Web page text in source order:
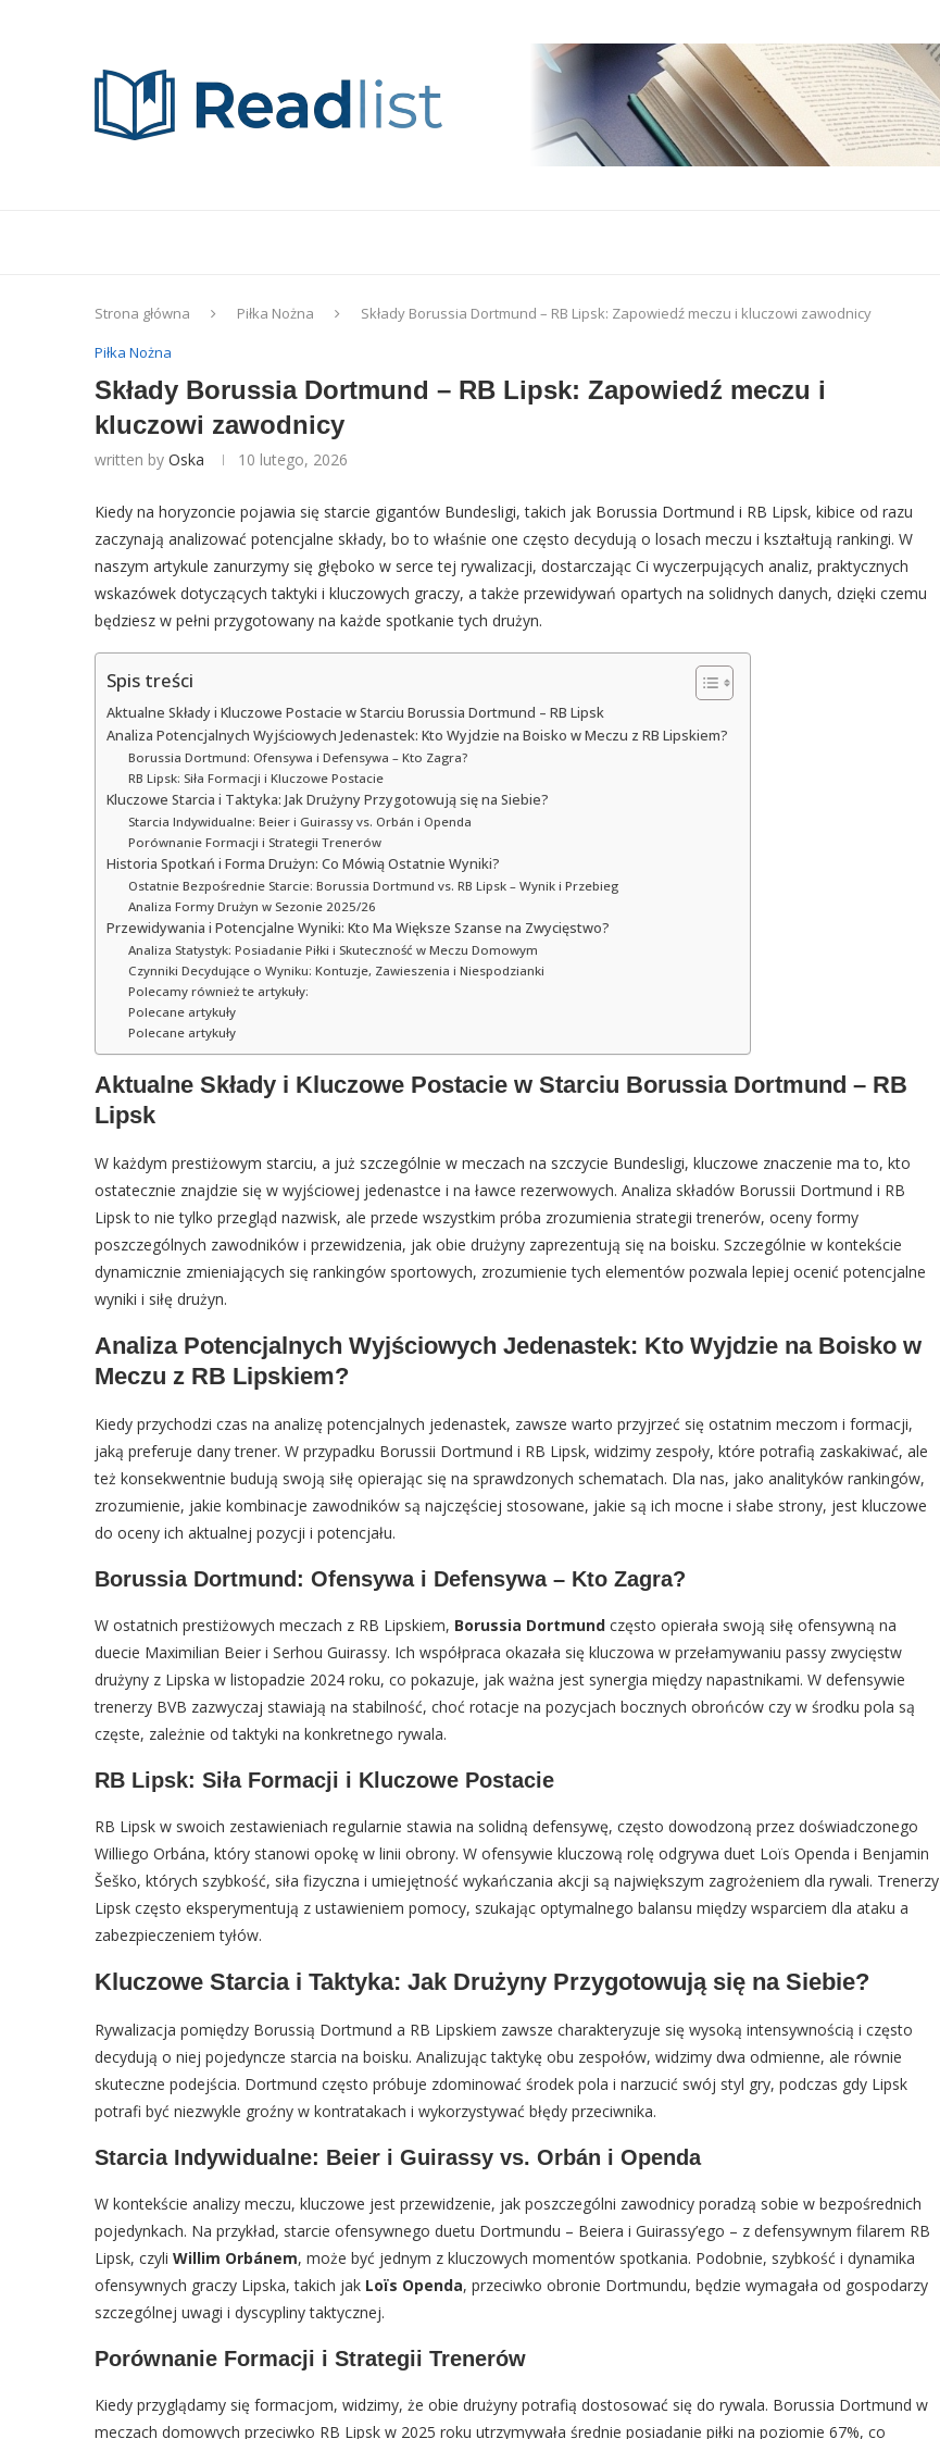
Strona główna Piłka Nożna
Składy Borussia Dortmund – RB Lipsk: Zapowiedź meczu i kluczowi zawodnicy
Piłka Nożna
Składy Borussia Dortmund – RB Lipsk: Zapowiedź meczu i
kluczowi zawodnicy
written by Oska 10 lutego, 2026
Kiedy na horyzoncie pojawia się starcie gigantów Bundesligi, takich jak Borussia Dortmund i RB Lipsk, kibice od razu
zaczynają analizować potencjalne składy, bo to właśnie one często decydują o losach meczu i kształtują rankingi. W
naszym artykule zanurzymy się głęboko w serce tej rywalizacji, dostarczając Ci wyczerpujących analiz, praktycznych
wskazówek dotyczących taktyki i kluczowych graczy, a także przewidywań opartych na solidnych danych, dzięki czemu
będziesz w pełni przygotowany na każde spotkanie tych drużyn.
Spis treści
Aktualne Składy i Kluczowe Postacie w Starciu Borussia Dortmund – RB Lipsk
Analiza Potencjalnych Wyjściowych Jedenastek: Kto Wyjdzie na Boisko w Meczu z RB Lipskiem?
Borussia Dortmund: Ofensywa i Defensywa – Kto Zagra?
RB Lipsk: Siła Formacji i Kluczowe Postacie
Kluczowe Starcia i Taktyka: Jak Drużyny Przygotowują się na Siebie?
Starcia Indywidualne: Beier i Guirassy vs. Orbán i Openda
Porównanie Formacji i Strategii Trenerów
Historia Spotkań i Forma Drużyn: Co Mówią Ostatnie Wyniki?
Ostatnie Bezpośrednie Starcie: Borussia Dortmund vs. RB Lipsk – Wynik i Przebieg
Analiza Formy Drużyn w Sezonie 2025/26
Przewidywania i Potencjalne Wyniki: Kto Ma Większe Szanse na Zwycięstwo?
Analiza Statystyk: Posiadanie Piłki i Skuteczność w Meczu Domowym
Czynniki Decydujące o Wyniku: Kontuzje, Zawieszenia i Niespodzianki
Polecamy również te artykuły:
Polecane artykuły
Polecane artykuły
Aktualne Składy i Kluczowe Postacie w Starciu Borussia Dortmund – RB
Lipsk
W każdym prestiżowym starciu, a już szczególnie w meczach na szczycie Bundesligi, kluczowe znaczenie ma to, kto
ostatecznie znajdzie się w wyjściowej jedenastce i na ławce rezerwowych. Analiza składów Borussii Dortmund i RB
Lipsk to nie tylko przegląd nazwisk, ale przede wszystkim próba zrozumienia strategii trenerów, oceny formy
poszczególnych zawodników i przewidzenia, jak obie drużyny zaprezentują się na boisku. Szczególnie w kontekście
dynamicznie zmieniających się rankingów sportowych, zrozumienie tych elementów pozwala lepiej ocenić potencjalne
wyniki i siłę drużyn.
Analiza Potencjalnych Wyjściowych Jedenastek: Kto Wyjdzie na Boisko w
Meczu z RB Lipskiem?
Kiedy przychodzi czas na analizę potencjalnych jedenastek, zawsze warto przyjrzeć się ostatnim meczom i formacji,
jaką preferuje dany trener. W przypadku Borussii Dortmund i RB Lipsk, widzimy zespoły, które potrafią zaskakiwać, ale
też konsekwentnie budują swoją siłę opierając się na sprawdzonych schematach. Dla nas, jako analityków rankingów,
zrozumienie, jakie kombinacje zawodników są najczęściej stosowane, jakie są ich mocne i słabe strony, jest kluczowe
do oceny ich aktualnej pozycji i potencjału.
Borussia Dortmund: Ofensywa i Defensywa – Kto Zagra?
W ostatnich prestiżowych meczach z RB Lipskiem, Borussia Dortmund często opierała swoją siłę ofensywną na
duecie Maximilian Beier i Serhou Guirassy. Ich współpraca okazała się kluczowa w przełamywaniu passy zwycięstw
drużyny z Lipska w listopadzie 2024 roku, co pokazuje, jak ważna jest synergia między napastnikami. W defensywie
trenerzy BVB zazwyczaj stawiają na stabilność, choć rotacje na pozycjach bocznych obrońców czy w środku pola są
częste, zależnie od taktyki na konkretnego rywala.
RB Lipsk: Siła Formacji i Kluczowe Postacie
RB Lipsk w swoich zestawieniach regularnie stawia na solidną defensywę, często dowodzoną przez doświadczonego
Williego Orbána, który stanowi opokę w linii obrony. W ofensywie kluczową rolę odgrywa duet Loïs Openda i Benjamin
Šeško, których szybkość, siła fizyczna i umiejętność wykańczania akcji są największym zagrożeniem dla rywali. Trenerzy
Lipsk często eksperymentują z ustawieniem pomocy, szukając optymalnego balansu między wsparciem dla ataku a
zabezpieczeniem tyłów.
Kluczowe Starcia i Taktyka: Jak Drużyny Przygotowują się na Siebie?
Rywalizacja pomiędzy Borussią Dortmund a RB Lipskiem zawsze charakteryzuje się wysoką intensywnością i często
decydują o niej pojedyncze starcia na boisku. Analizując taktykę obu zespołów, widzimy dwa odmienne, ale równie
skuteczne podejścia. Dortmund często próbuje zdominować środek pola i narzucić swój styl gry, podczas gdy Lipsk
potrafi być niezwykle groźny w kontratakach i wykorzystywać błędy przeciwnika.
Starcia Indywidualne: Beier i Guirassy vs. Orbán i Openda
W kontekście analizy meczu, kluczowe jest przewidzenie, jak poszczególni zawodnicy poradzą sobie w bezpośrednich
pojedynkach. Na przykład, starcie ofensywnego duetu Dortmundu – Beiera i Guirassy’ego – z defensywnym filarem RB
Lipsk, czyli Willim Orbánem, może być jednym z kluczowych momentów spotkania. Podobnie, szybkość i dynamika
ofensywnych graczy Lipska, takich jak Loïs Openda, przeciwko obronie Dortmundu, będzie wymagała od gospodarzy
szczególnej uwagi i dyscypliny taktycznej.
Porównanie Formacji i Strategii Trenerów
Kiedy przyglądamy się formacjom, widzimy, że obie drużyny potrafią dostosować się do rywala. Borussia Dortmund w
meczach domowych przeciwko RB Lipsk w 2025 roku utrzymywała średnie posiadanie piłki na poziomie 67%, co